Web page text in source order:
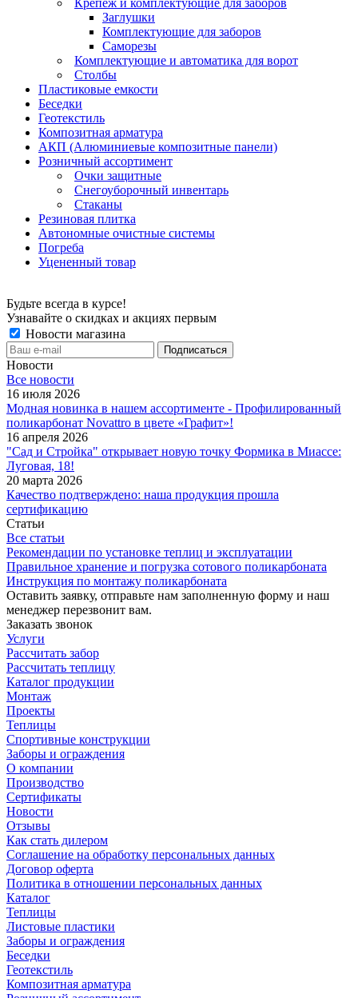
Заглушки
Комплектующие для заборов
Саморезы
Комплектующие и автоматика для ворот
Столбы
Пластиковые емкости
Беседки
Геотекстиль
Композитная арматура
АКП (Алюминиевые композитные панели)
Розничный ассортимент
Очки защитные
Снегоуборочный инвентарь
Стаканы
Резиновая плитка
Автономные очистные системы
Погреба
Уцененный товар
Будьте всегда в курсе!
Узнавайте о скидках и акциях первым
Новости магазина
Новости
Все новости
16 июля 2026
Модная новинка в нашем ассортименте - Профилированный
поликарбонат Novattro в цвете «Графит»!
16 апреля 2026
"Сад и Стройка" открывает новую точку Формика в Миассе:
Луговая, 18!
20 марта 2026
Качество подтверждено: наша продукция прошла
сертификацию
Статьи
Все статьи
Рекомендации по установке теплиц и эксплуатации
Правильное хранение и погрузка сотового поликарбоната
Инструкция по монтажу поликарбоната
Оставить заявку, отправьте нам заполненную форму и наш
менеджер перезвонит вам.
Заказать звонок
Услуги
Рассчитать забор
Рассчитать теплицу
Каталог продукции
Монтаж
Проекты
Теплицы
Спортивные конструкции
Заборы и ограждения
О компании
Производство
Сертификаты
Новости
Отзывы
Как стать дилером
Соглашение на обработку персональных данных
Договор оферта
Политика в отношении персональных данных
Каталог
Теплицы
Листовые пластики
Заборы и ограждения
Беседки
Геотекстиль
Композитная арматура